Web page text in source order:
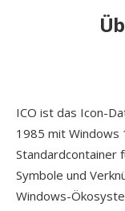
ICO ist das Icon-
1985 mit Windows
Standardcontainer
Symbole und
Windows-